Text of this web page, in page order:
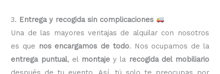
3. Entrega y recogida sin complicaciones
Una de las mayores ventajas de alquilar con nosotros
es que nos encargamos de todo. Nos ocupamos de la
entrega puntual, el montajey la recogida del mobiliario